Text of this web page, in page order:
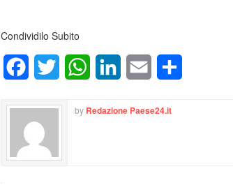
Condividilo Subito
FacebookTwitter WhatsAppLinkedInEmail
by Redazione Paese24.it